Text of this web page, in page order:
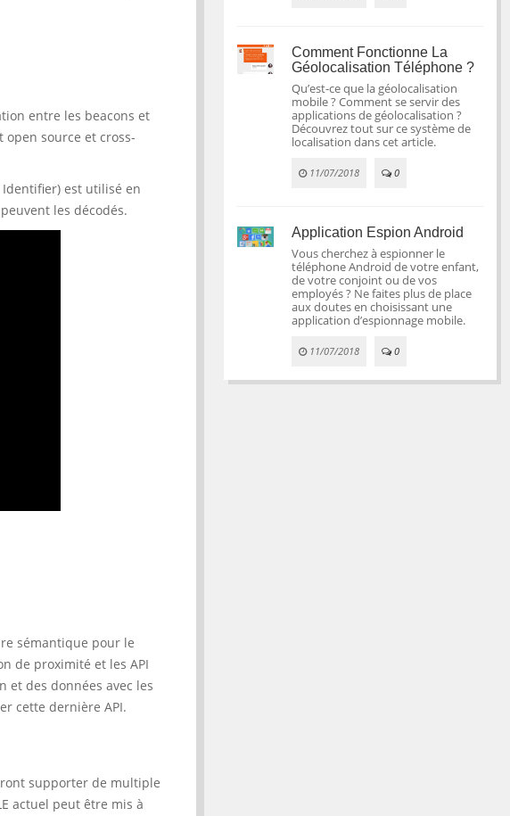
entre les beacons et
source et cross-
est utilisé en
les décodés.
sémantique pour le
de proximité et les API
et des données avec les
cette dernière API.
supporter de multiple
actuel peut être mis à
Comment Fonctionne La
Géolocalisation Téléphone ?
Qu’est-ce que la géolocalisation
mobile ? Comment se servir des
applications de géolocalisation ?
Découvrez tout sur ce système de
localisation dans cet article.
11/07/2018 0
Application Espion Android
Vous cherchez à espionner le
téléphone Android de votre enfant,
de votre conjoint ou de vos
employés ? Ne faites plus de place
aux doutes en choisissant une
application d’espionnage mobile.
11/07/2018 0